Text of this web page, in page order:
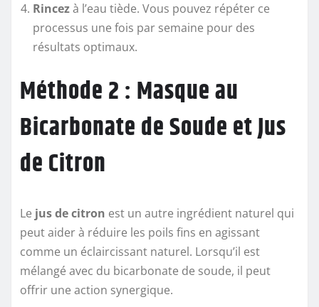
Rincezà l’eau tiède. Vous pouvez répéter ce
processus une fois par semaine pour des
résultats optimaux.
Méthode 2 : Masque au
Bicarbonate de Soude et Jus
de Citron
Le jus de citron est un autre ingrédient naturel qui
peut aider à réduire les poils fins en agissant
comme un éclaircissant naturel. Lorsqu’il est
mélangé avec du bicarbonate de soude, il peut
offrir une action synergique.